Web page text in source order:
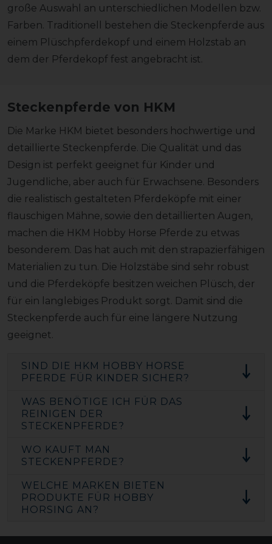
große Auswahl an unterschiedlichen Modellen bzw.
Farben. Traditionell bestehen die Steckenpferde aus
einem Plüschpferdekopf und einem Holzstab an
dem der Pferdekopf fest angebracht ist.
Steckenpferde von HKM
Die Marke HKM bietet besonders hochwertige und
detaillierte Steckenpferde. Die Qualität und das
Design ist perfekt geeignet für Kinder und
Jugendliche, aber auch für Erwachsene. Besonders
die realistisch gestalteten Pferdeköpfe mit einer
flauschigen Mähne, sowie den detaillierten Augen,
machen die HKM Hobby Horse Pferde zu etwas
besonderem. Das hat auch mit den strapazierfähigen
Materialien zu tun. Die Holzstäbe sind sehr robust
und die Pferdeköpfe besitzen weichen Plüsch, der
für ein langlebiges Produkt sorgt. Damit sind die
Steckenpferde auch für eine längere Nutzung
geeignet.
SIND DIE HKM HOBBY HORSE
PFERDE FÜR KINDER SICHER?
WAS BENÖTIGE ICH FÜR DAS
REINIGEN DER
STECKENPFERDE?
WO KAUFT MAN
STECKENPFERDE?
WELCHE MARKEN BIETEN
PRODUKTE FÜR HOBBY
HORSING AN?